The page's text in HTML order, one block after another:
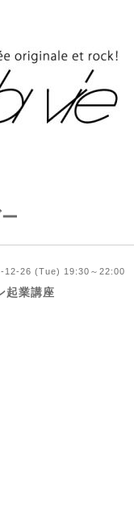
12-26 (Tue) 19:30～22:00
起業講座